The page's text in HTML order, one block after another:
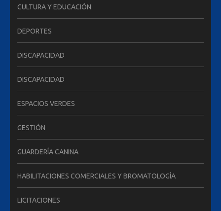
CULTURA Y EDUCACIÓN
DEPORTES
DISCAPACIDAD
DISCAPACIDAD
ESPACIOS VERDES
GESTIÓN
GUARDERÍA CANINA
HABILITACIONES COMERCIALES Y BROMATOLOGÍA
LICITACIONES